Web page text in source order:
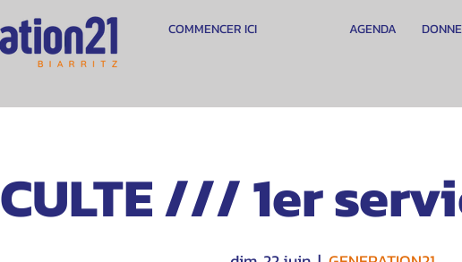
COMMENCER ICI AGENDA
CULTE /// 1er